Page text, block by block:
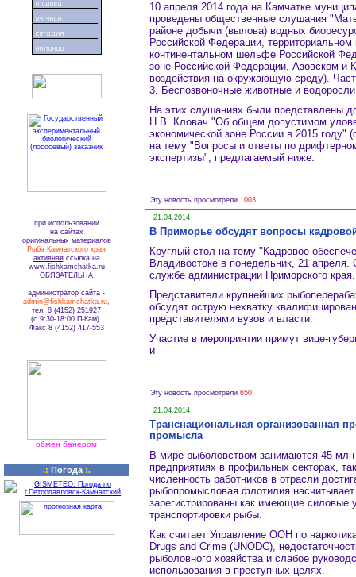
при использовании
на сайтах
оригинальных материалов
Рыба Камчатского края
активнаяссылка на
www.fishkamchatka.ru
ОБЯЗАТЕЛЬНА
администратор сайта -
admin@fishkamchatka.ru,
тел. 8 (4152) 251927
(с 9:30-18:00 П-Кам).
Факс 8 (4152) 417-553
обмен банером
.: Погода :.
10 апреля 2014 года на Камчатке
проведены общественные слушания
районе добычи (вылова) водных
Российской Федерации,
континентальном шельфе Российской
зоне Российской Федерации, Азовском и
воздействия на окружающую среду).
3. Беспозвоночные животные и
На этих слушаниях были представлены
Н.В. Кловач "Об общем допустимом
экономической зоне России в 2015 году"
на тему "Вопросы и ответы по
экспертизы", предлагаемый ниже.
Эту новость просмотрели 1003
21.04.2014
В Приморье обсудят вопросы
Круглый стол на тему "Кадровое
Владивостоке в понедельник, 21
службе администрации Приморского края.
Представители крупнейших
обсудят острую нехватку
представителями вузов и власти.
Участие в мероприятии примут вице-
и
Эту новость просмотрели 650
21.04.2014
Транснациональная организованная
промысла
В мире рыболовством занимаются 45
предприятиях в профильных секторах,
численность работников в отрасли
рыбопромысловая флотилия
зарегистрированы как имеющие силовые
транспортировки рыбы.
Как считает Управление ООН по
Drugs and Crime (UNODC),
рыболовного хозяйства и слабое
использования в преступных целях.